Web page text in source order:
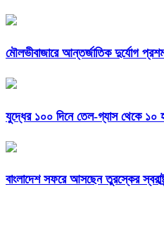
মৌলভীবাজারে আন্তর্জাতিক দুর্যোগ
যুদ্ধের ১০০ দিনে তেল-গ্যাস থেকে ১০
বাংলাদেশ সফরে আসছেন তুরস্কের